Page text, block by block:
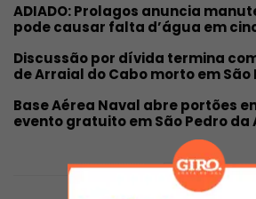
ADIADO: Prolagos anuncia
pode causar falta d’água em
Discussão por dívida termina
de Arraial do Cabo morto em São
Base Aérea Naval abre portões
evento gratuito em São Pedro da